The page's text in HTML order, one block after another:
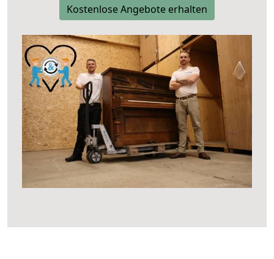
Kostenlose Angebote erhalten